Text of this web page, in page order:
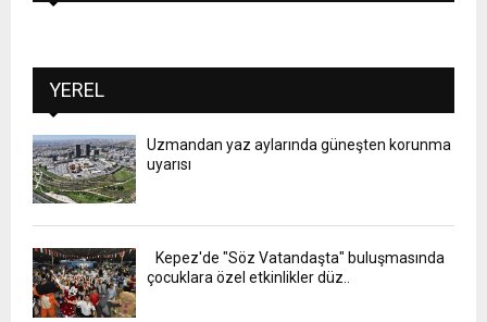
YEREL
Uzmandan yaz aylarında güneşten korunma
uyarısı
Kepez'de "Söz Vatandaşta" buluşmasında
çocuklara özel etkinlikler düz..